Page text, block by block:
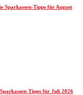
Sparkassen-Tipps für August
Tipps für Juli 2026